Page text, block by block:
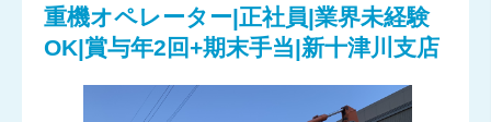
重機オペレーター|正社員|業界未経験
OK|賞与年2回+期末手当|新十津川支店